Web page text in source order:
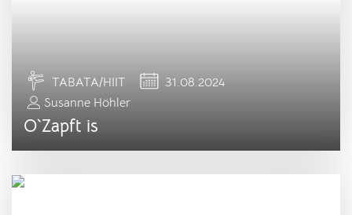
TABATA/HIIT
31.08.2024
Susanne Höhler
O`Zapft is